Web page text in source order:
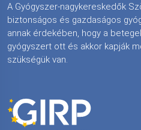
A Gyógyszer-nagykereskedők
biztonságos és gazdaságos
annak érdekében, hogy a
gyógyszert ott és akkor kapják
szükségük van.